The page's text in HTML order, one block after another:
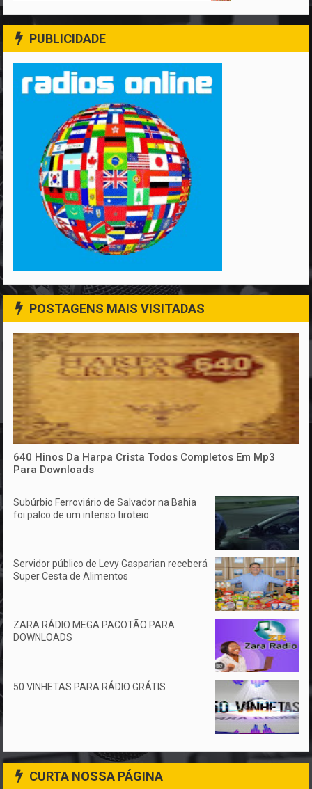
PUBLICIDADE
POSTAGENS MAIS VISITADAS
640 Hinos Da Harpa Crista Todos Completos Em Mp3
Para Downloads
Subúrbio Ferroviário de Salvador na Bahia
foi palco de um intenso tiroteio
Servidor público de Levy Gasparian receberá
Super Cesta de Alimentos
ZARA RÁDIO MEGA PACOTÃO PARA
DOWNLOADS
50 VINHETAS PARA RÁDIO GRÁTIS
CURTA NOSSA PÁGINA